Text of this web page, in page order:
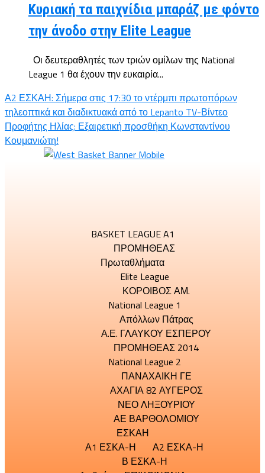
Κυριακή τα παιχνίδια μπαράζ με φόντο
την άνοδο στην Elite League
Οι δευτεραθλητές των τριών ομίλων της National
League 1 θα έχουν την ευκαιρία...
Α2 ΕΣΚΑΗ: Σήμερα στις 17:30 το ντέρμπι πρωτοπόρων
τηλεοπτικά και διαδικτυακά από το Lepanto TV-Βίντεο
Προφήτης Ηλίας: Εξαιρετική προσθήκη Κωνσταντίνου
Κουμανιώτη!
BASKET LEAGUE A1
ΠΡΟΜΗΘΕΑΣ
Πρωταθλήματα
Elite League
ΚΟΡΟΙΒΟΣ ΑΜ.
National League 1
Απόλλων Πάτρας
Α.Ε. ΓΛΑΥΚΟΥ ΕΣΠΕΡΟΥ
ΠΡΟΜΗΘΕΑΣ 2014
National League 2
ΠΑΝΑΧΑΙΚΗ ΓΕ
ΑΧΑΓΙΑ 82 ΑΥΓΕΡΟΣ
ΝΕΟ ΛΗΞΟΥΡΙΟΥ
ΑΕ ΒΑΡΘΟΛΟΜΙΟΥ
ΕΣΚΑΗ
Α1 ΕΣΚΑ-Η
Α2 ΕΣΚΑ-Η
Β ΕΣΚΑ-Η